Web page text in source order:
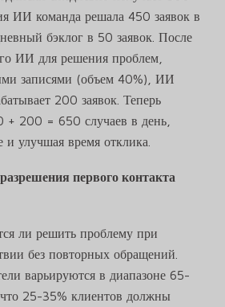
ИИ команда решала 450 заявок в
бэклог в 50 заявок. После
ИИ для решения проблем,
записями (объем 40%), ИИ
200 заявок. Теперь
+ 200 = 650 случаев в день,
и улучшая время отклика.
первого контакта
ли решить проблему при
без повторных обращений.
варьируются в диапазоне 65-
что 25-35% клиентов должны